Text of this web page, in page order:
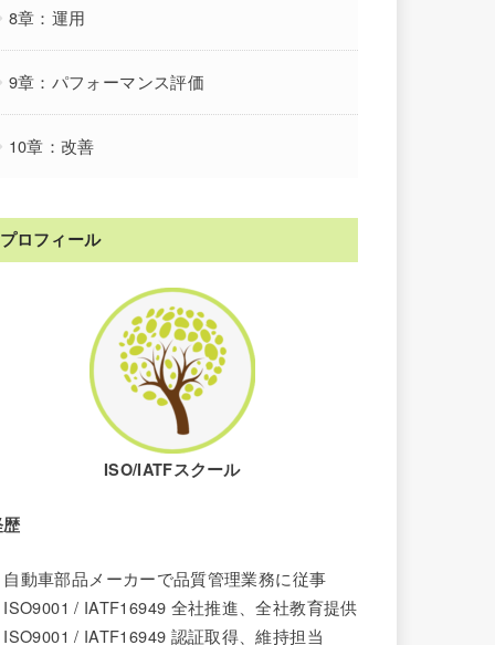
8章：運用
9章：パフォーマンス評価
10章：改善
プロフィール
ISO/IATFスクール
動車部品メーカーで品質管理業務に従事
/ IATF16949 全社推進、全社教育提供
/ IATF16949 認証取得、維持担当